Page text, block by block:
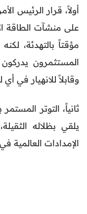
أولاً، قرار الرئيس
مؤقتاً بالتهدئة،
المستثمرون
وقابلاً للانهيار في
ثانياً، التوتر
يلقي بظلاله
الإمدادات